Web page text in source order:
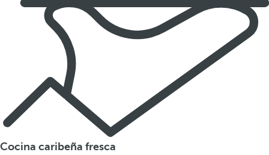
Cocina caribeña fresca